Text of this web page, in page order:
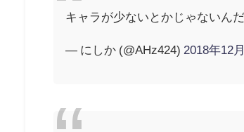
キャラが少ないとかじゃないん
— にしか (@AHz424) 2018年12